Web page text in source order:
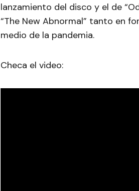
lanzamiento del disco y el de
“The New Abnormal” tanto en
medio de la pandemia.
Checa el video: